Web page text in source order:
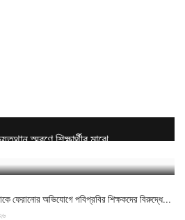
স্মরণে শিক্ষার্থীর মাঝে...
ফেরানোর অভিযোগে পবিপ্রবির শিক্ষকদের বিরুদ্ধে...